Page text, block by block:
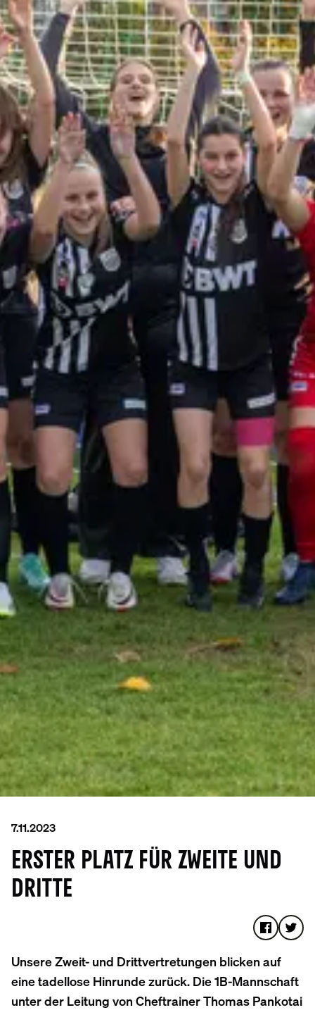
7.11.2023
ERSTER PLATZ FÜR ZWEITE UND
DRITTE
Unsere Zweit- und Drittvertretungen blicken auf
eine tadellose Hinrunde zurück. Die 1B-Mannschaft
unter der Leitung von Cheftrainer Thomas Pankotai